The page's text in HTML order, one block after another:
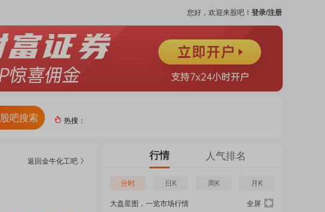
您好，欢迎来股吧！ 登录/注册
股吧搜索
热门
热搜：
返回金牛化工吧 行情 人气排名
分时 日K 周K 月K
大盘星图，一览市场行情 全屏